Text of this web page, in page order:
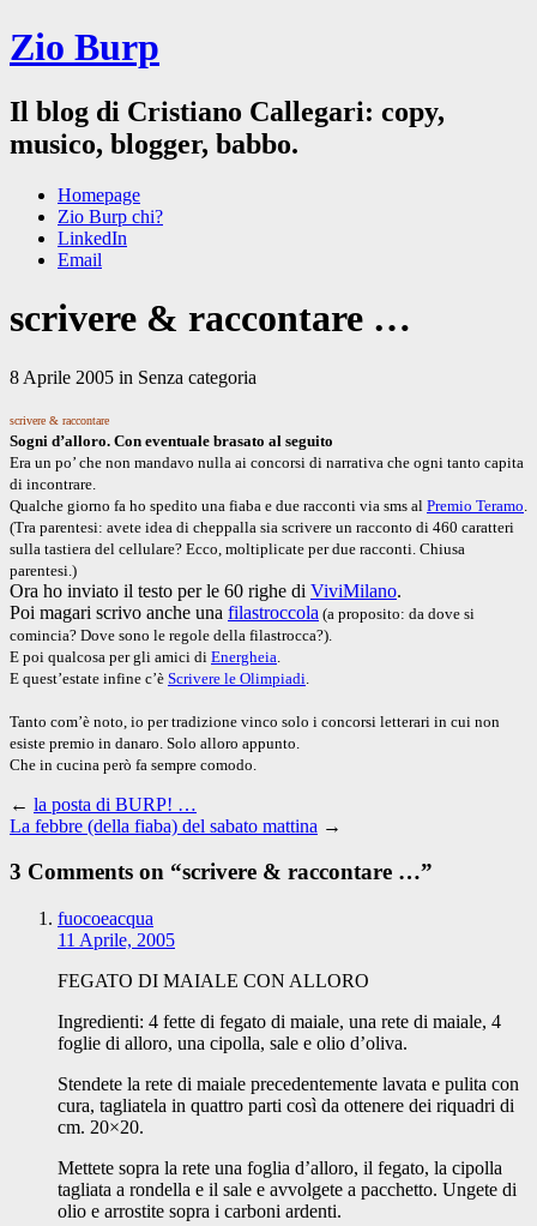
Zio Burp
Il blog di Cristiano Callegari: copy,
musico, blogger, babbo.
Homepage
Zio Burp chi?
LinkedIn
Email
scrivere & raccontare …
8 Aprile 2005 in Senza categoria
scrivere & raccontare
Sogni d’alloro. Con eventuale brasato al seguito
Era un po’ che non mandavo nulla ai concorsi di narrativa che ogni tanto capita
di incontrare.
Qualche giorno fa ho spedito una fiaba e due racconti via sms al Premio Teramo
(Tra parentesi: avete idea di cheppalla sia scrivere un racconto di 460 caratteri
sulla tastiera del cellulare? Ecco, moltiplicate per due racconti. Chiusa
parentesi.)
Ora ho inviato il testo per le 60 righe di ViviMilano.
Poi magari scrivo anche una filastroccola (a proposito: da dove si
comincia? Dove sono le regole della filastrocca?).
E poi qualcosa per gli amici di Energheia
E quest’estate infine c’è Scrivere le Olimpiadi
Tanto com’è noto, io per tradizione vinco solo i concorsi letterari in cui non
esiste premio in danaro. Solo alloro appunto.
Che in cucina però fa sempre comodo.
← la posta di BURP! …
La febbre (della fiaba) del sabato mattina →
3 Comments on “scrivere & raccontare …”
fuocoeacqua
11 Aprile, 2005
FEGATO DI MAIALE CON ALLORO
Ingredienti: 4 fette di fegato di maiale, una rete di maiale, 4
foglie di alloro, una cipolla, sale e olio d’oliva.
Stendete la rete di maiale precedentemente lavata e pulita con
cura, tagliatela in quattro parti così da ottenere dei riquadri di
cm. 20×20.
Mettete sopra la rete una foglia d’alloro, il fegato, la cipolla
tagliata a rondella e il sale e avvolgete a pacchetto. Ungete di
olio e arrostite sopra i carboni ardenti.